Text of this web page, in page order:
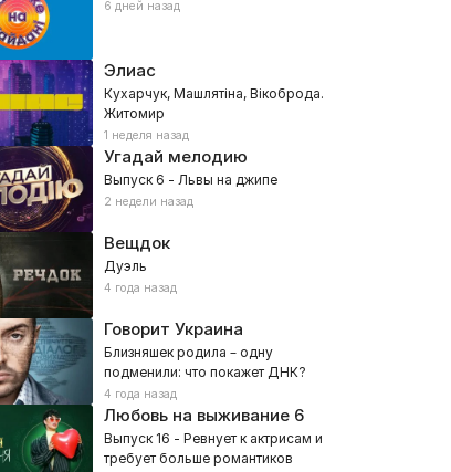
6 дней назад
Элиас
Кухарчук, Машлятіна, Вікоброда.
Житомир
1 неделя назад
Угадай мелодию
Выпуск 6 - Львы на джипе
2 недели назад
Вещдок
Дуэль
4 года назад
Говорит Украина
Близняшек родила – одну
подменили: что покажет ДНК?
4 года назад
Любовь на выживание6
Выпуск 16 - Ревнует к актрисам и
требует больше романтиков